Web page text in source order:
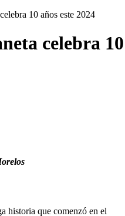
10 años este 2024
celebra 10
historia que comenzó en el